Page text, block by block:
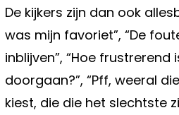
De kijkers zijn dan ook
was mijn favoriet”, “De
inblijven”, “Hoe
doorgaan?”, “Pff, weeral
kiest, die die het slechtste